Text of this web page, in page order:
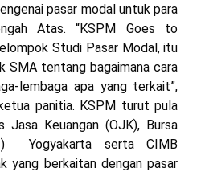
pasar modal untuk para
Atas. “KSPM Goes to
Studi Pasar Modal, itu
SMA tentang bagaimana cara
lembaga apa yang terkait”,
panitia. KSPM turut pula
Jasa Keuangan (OJK), Bursa
Yogyakarta serta CIMB
yang berkaitan dengan pasar